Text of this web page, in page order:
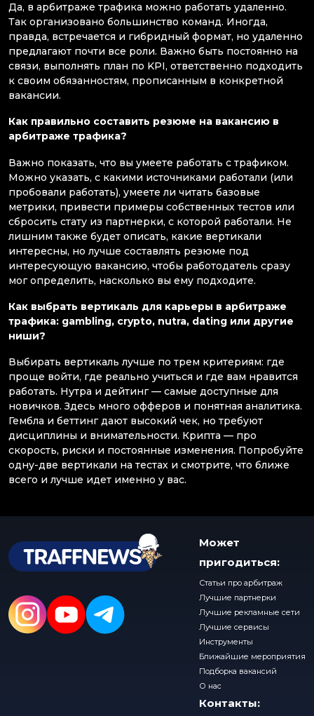
Да, в арбитраже трафика можно работать удаленно.
Так организовано большинство команд. Иногда,
правда, встречается и гибридный формат, но удаленно
предлагают почти все роли. Важно быть постоянно на
связи, выполнять план по KPI, ответственно подходить
к своим обязанностям, прописанным в конкретной
вакансии.
Как правильно составить резюме на вакансию в
арбитраже трафика?
Важно показать, что вы умеете работать с трафиком.
Можно указать, с какими источниками работали (или
пробовали работать), умеете ли читать базовые
метрики, привести примеры собственных тестов или
сбросить стату из партнерки, с которой работали. Не
лишним также будет описать, какие вертикали
интересны, но лучше составлять резюме под
интересующую вакансию, чтобы работодатель сразу
мог определить, насколько вы ему подходите.
Как выбрать вертикаль для карьеры в арбитраже
трафика: gambling, crypto, nutra, dating или другие
ниши?
Выбирать вертикаль лучше по трем критериям: где
проще войти, где реально учиться и где вам нравится
работать. Нутра и дейтинг — самые доступные для
новичков. Здесь много офферов и понятная аналитика.
Гембла и беттинг дают высокий чек, но требуют
дисциплины и внимательности. Крипта — про
скорость, риски и постоянные изменения. Попробуйте
одну-две вертикали на тестах и смотрите, что ближе
всего и лучше идет именно у вас.
Может
пригодиться:
Статьи про арбитраж
Лучшие партнерки
Лучшие рекламные сети
Лучшие сервисы
Инструменты
Ближайшие мероприятия
Подборка вакансий
О нас
Контакты: